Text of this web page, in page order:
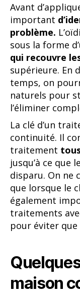
Avant
important
problème.
sous la forme
qui recouvre
supérieure. En
temps, on
naturels pour
l’éliminer
La clé d’un
continuité. Il
traitement
jusqu’à ce
disparu. On ne
que lorsque le
également
traitements
pour éviter que
maison